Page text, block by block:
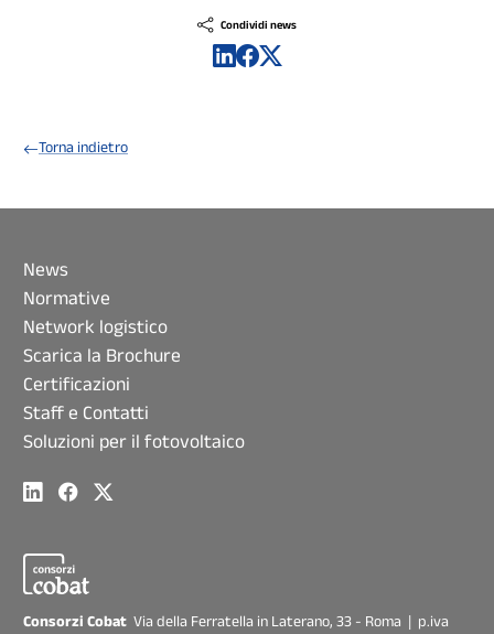
Condividi news
Torna indietro
News
Normative
Network logistico
Scarica la Brochure
Certificazioni
Staff e Contatti
Soluzioni per il fotovoltaico
Consorzi Cobat Via della Ferratella in Laterano, 33 - Roma | p.iva